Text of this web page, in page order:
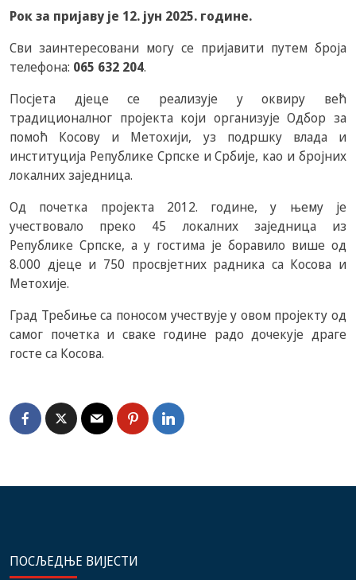
Рок за пријаву је 12. јун 2025. године.
Сви заинтересовани могу се пријавити путем броја
телефона: 065 632 204.
Посјета дјеце се реализује у оквиру већ
традиционалног пројекта који организује Одбор за
помоћ Косову и Метохији, уз подршку влада и
институција Републике Српске и Србије, као и бројних
локалних заједница.
Од почетка пројекта 2012. године, у њему је
учествовало преко 45 локалних заједница из
Републике Српске, а у гостима је боравило више од
8.000 дјеце и 750 просвјетних радника са Косова и
Метохије.
Град Требиње са поносом учествује у овом пројекту од
самог почетка и сваке године радо дочекује драге
госте са Косова.
ПОСЉЕДЊЕ ВИЈЕСТИ